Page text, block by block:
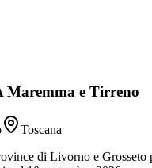
Maremma e Tirreno
Toscana
di Livorno e